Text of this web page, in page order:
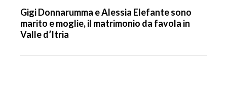
Gigi Donnarumma e Alessia Elefante sono
marito e moglie, il matrimonio da favola in
Valle d’Itria